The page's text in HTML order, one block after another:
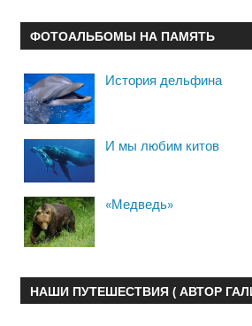
ФОТОАЛЬБОМЫ НА ПАМЯТЬ
История дельфина
И мы любим китов
«Медведь»
НАШИ ПУТЕШЕСТВИЯ ( АВТОР